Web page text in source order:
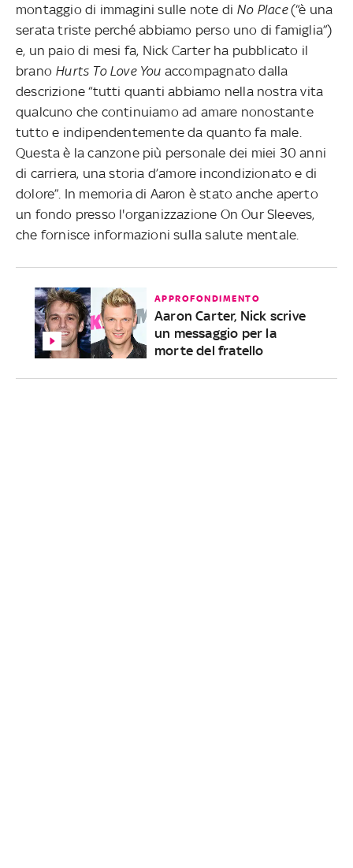
montaggio di immagini sulle note di No Place(“è una
serata triste perché abbiamo perso uno di famiglia”)
e, un paio di mesi fa, Nick Carter ha pubblicato il
brano Hurts To Love You accompagnato dalla
descrizione “tutti quanti abbiamo nella nostra vita
qualcuno che continuiamo ad amare nonostante
tutto e indipendentemente da quanto fa male.
Questa è la canzone più personale dei miei 30 anni
di carriera, una storia d’amore incondizionato e di
dolore”. In memoria di Aaron è stato anche aperto
un fondo presso l'organizzazione On Our Sleeves,
che fornisce informazioni sulla salute mentale.
APPROFONDIMENTO
Aaron Carter, Nick scrive
un messaggio per la
morte del fratello